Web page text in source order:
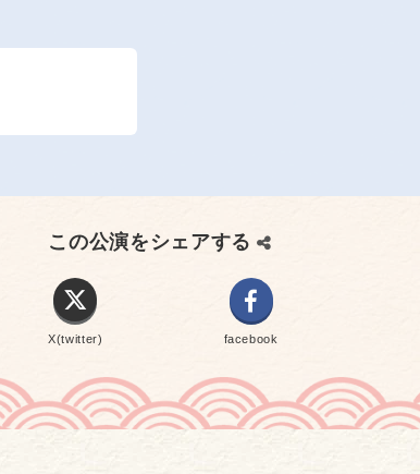
この公演をシェアする
X(twitter) facebook